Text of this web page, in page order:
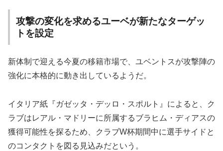
攻撃の変化を求めるユーベが新たなターゲッ
トを設定
新体制で迎える今夏の移籍市場で、ユベントスが攻撃陣の
強化に本格的に動き出しているようだ。
イタリア紙『ガゼッタ・デッロ・スポルト』によると、ク
ラブはレアル・マドリーに所属するブラヒム・ディアスの
獲得可能性を探るため、クラブW杯期間中に選手サイドと
のコンタクトを図る見込みだという。